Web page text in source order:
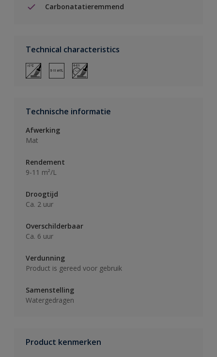
Carbonatatieremmend
Technical characteristics
Technische informatie
Afwerking
Mat
Rendement
9-11 m²/L
Droogtijd
Ca. 2 uur
Overschilderbaar
Ca. 6 uur
Verdunning
Product is gereed voor gebruik
Samenstelling
Watergedragen
Product kenmerken